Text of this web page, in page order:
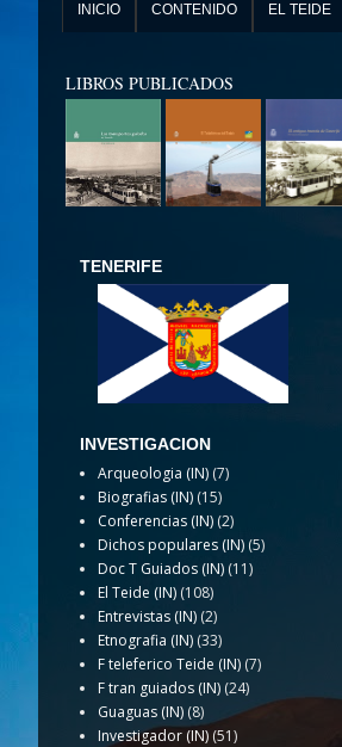
INICIO CONTENIDO EL TEIDE
LIBROS PUBLICADOS
TENERIFE
INVESTIGACION
Arqueologia (IN) (7)
Biografias (IN) (15)
Conferencias (IN) (2)
Dichos populares (IN) (5)
Doc T Guiados (IN) (11)
El Teide (IN) (108)
Entrevistas (IN) (2)
Etnografia (IN) (33)
F teleferico Teide (IN) (7)
F tran guiados (IN) (24)
Guaguas (IN) (8)
Investigador (IN) (51)